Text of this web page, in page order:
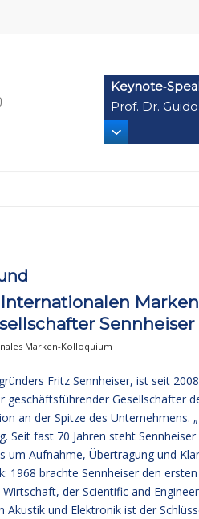
Prof. Dr.
Internationalen
Marken-Kolloquium
Fritz Sennheiser, ist seit
geschäftsführender Gesellschafter
an der Spitze des
Seit fast 70 Jahren steht
Aufnahme, Übertragung und
1968 brachte Sennheiser den
der Scientific and
und Elektronik ist der